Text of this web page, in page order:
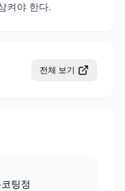
켜야 한다.
전체 보기
팅정